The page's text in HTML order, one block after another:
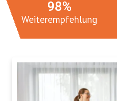
Weiterempfehlung
100%